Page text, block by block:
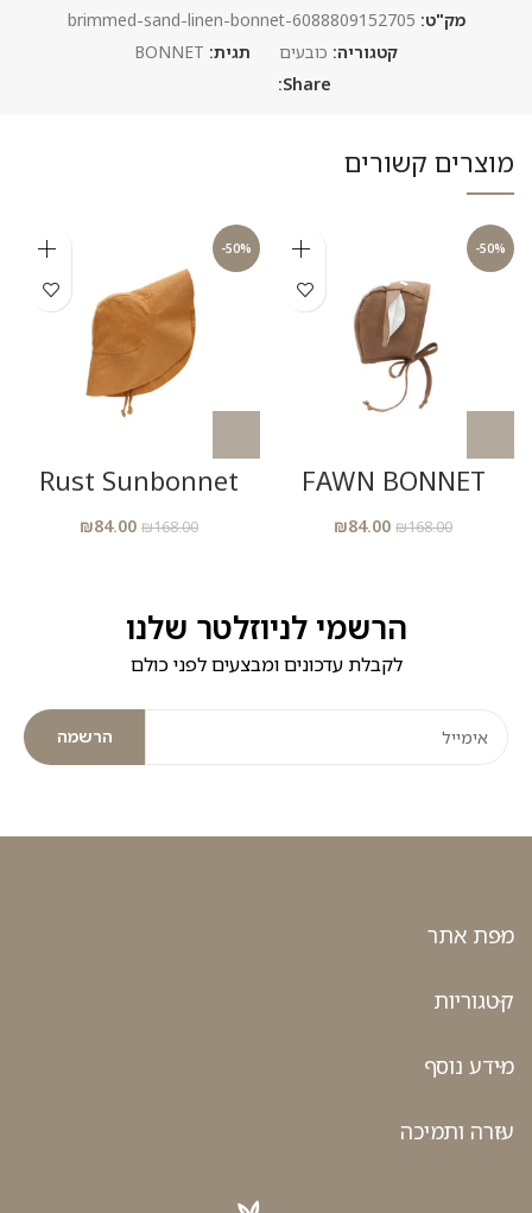
מק"ט: 6088809152705-brimmed-sand-linen-bonnet
קטגוריה: כובעים תגית: BONNET
Share:
מוצרים קשורים
-50%
FAWN BONNET
₪168.00
₪84.00
-50%
Rust Sunbonnet
₪168.00
₪84.00
הרשמי לניוזלטר שלנו
לקבלת עדכונים ומבצעים לפני כולם
הרשמה
מפת אתר
קטגוריות
מידע נוסף
עזרה ותמיכה